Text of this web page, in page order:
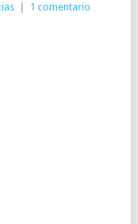
1 comentario